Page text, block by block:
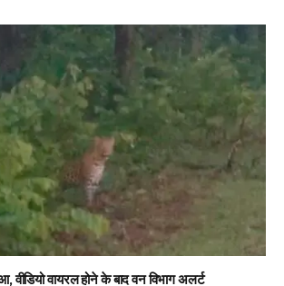
वायरल होने के बाद वन विभाग अलर्ट